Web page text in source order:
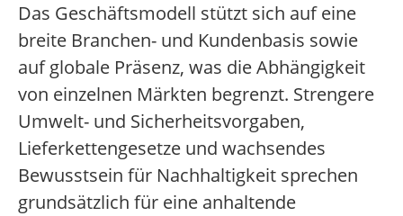
Das Geschäftsmodell stützt sich auf eine
breite Branchen- und Kundenbasis sowie
auf globale Präsenz, was die Abhängigkeit
von einzelnen Märkten begrenzt. Strengere
Umwelt- und Sicherheitsvorgaben,
Lieferkettengesetze und wachsendes
Bewusstsein für Nachhaltigkeit sprechen
grundsätzlich für eine anhaltende